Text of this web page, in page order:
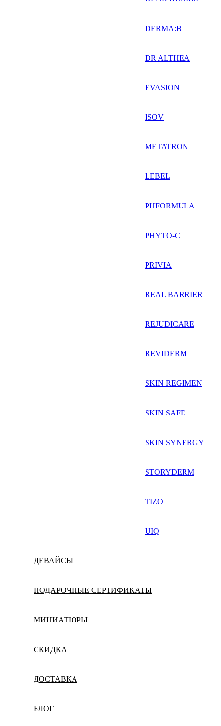
DERMA:B
DR ALTHEA
EVASION
ISOV
METATRON
LEBEL
PHFORMULA
PHYTO-C
PRIVIA
REAL BARRIER
REJUDICARE
REVIDERM
SKIN REGIMEN
SKIN SAFE
SKIN SYNERGY
STORYDERM
TIZO
UIQ
ДЕВАЙСЫ
ПОДАРОЧНЫЕ СЕРТИФИКАТЫ
МИНИАТЮРЫ
СКИДКА
ДОСТАВКА
БЛОГ